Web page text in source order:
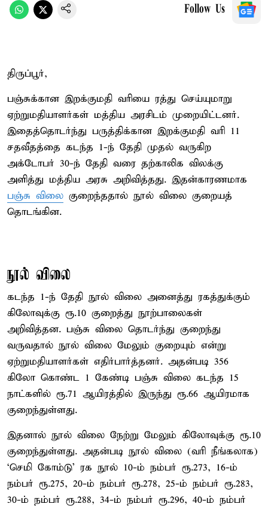
Follow Us
திருப்பூர்,
பஞ்சுக்கான இறக்குமதி வரியை ரத்து செய்யுமாறு
ஏற்றுமதியாளர்கள் மத்திய அரசிடம் முறையிட்டனர்.
இதைத்தொடர்ந்து பருத்திக்கான இறக்குமதி வரி 11
சதவீதத்தை கடந்த 1-ந் தேதி முதல் வருகிற
அக்டோபர் 30-ந் தேதி வரை தற்காலிக விலக்கு
அளித்து மத்திய அரசு அறிவித்தது. இதன்காரணமாக
பஞ்சு விலை குறைந்ததால் நூல் விலை குறையத்
தொடங்கின.
நூல் விலை
கடந்த 1-ந் தேதி நூல் விலை அனைத்து ரகத்துக்கும்
கிலோவுக்கு ரூ.10 குறைத்து நூற்பாலைகள்
அறிவித்தன. பஞ்சு விலை தொடர்ந்து குறைந்து
வருவதால் நூல் விலை மேலும் குறையும் என்று
ஏற்றுமதியாளர்கள் எதிர்பார்த்தனர். அதன்படி 356
கிலோ கொண்ட 1 கேண்டி பஞ்சு விலை கடந்த 15
நாட்களில் ரூ.71 ஆயிரத்தில் இருந்து ரூ.66 ஆயிரமாக
குறைந்துள்ளது.
இதனால் நூல் விலை நேற்று மேலும் கிலோவுக்கு ரூ.10
குறைந்துள்ளது. அதன்படி நூல் விலை (வரி நீங்கலாக)
‘செமி கோம்டு’ ரக நூல் 10-ம் நம்பர் ரூ.273, 16-ம்
நம்பர் ரூ.275, 20-ம் நம்பர் ரூ.278, 25-ம் நம்பர் ரூ.283,
30-ம் நம்பர் ரூ.288, 34-ம் நம்பர் ரூ.296, 40-ம் நம்பர்